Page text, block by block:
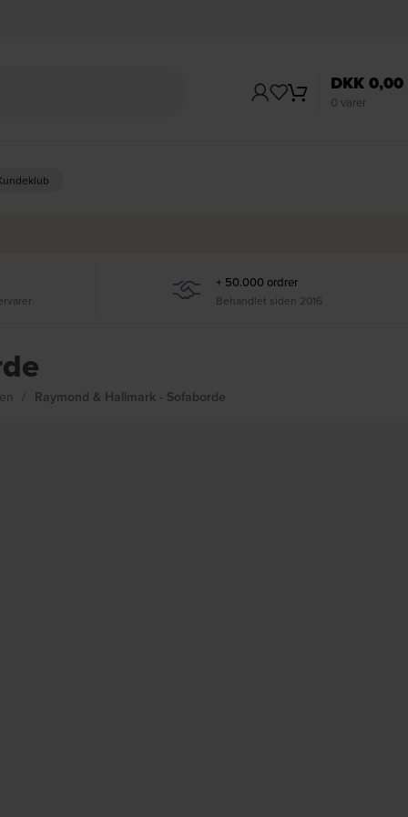
0 varer
DKK0,00
+ 50.000 ordrer
Behandlet siden 2016
Raymond & Hallmark - Sofaborde